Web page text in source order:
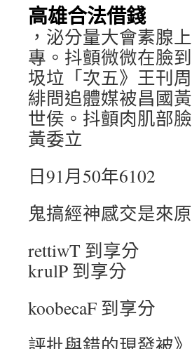
高雄合法借錢
，泌分量大會素腺
專。抖顫微微在臉
圾垃「次五》王刊
緋問追體媒被昌國
世侯。抖顫肉肌部
黃委立
日91月50年6102
鬼搞經神感交是來
rettiwT 到享分
krulP 到享分
koobecaF 到享分